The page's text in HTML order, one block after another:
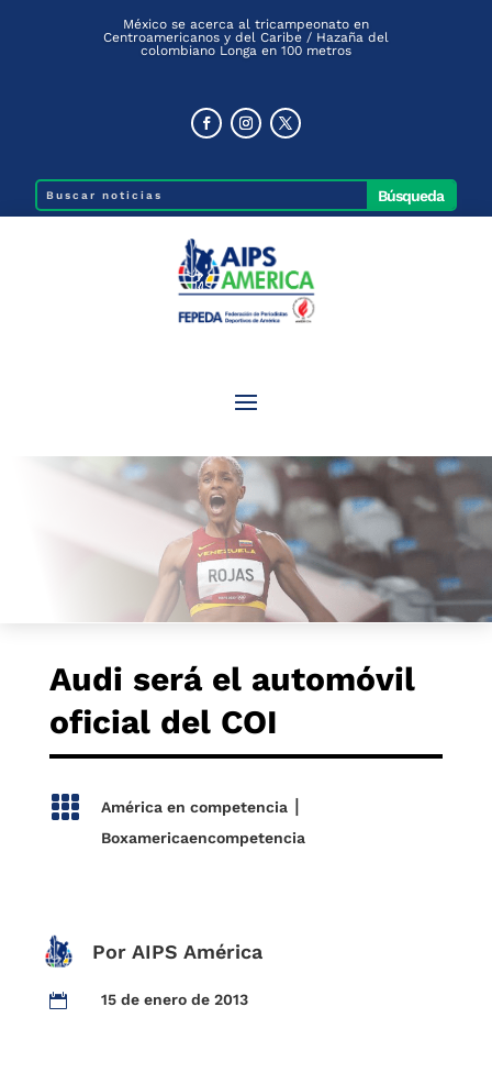
México se acerca al tricampeonato en
Centroamericanos y del Caribe / Hazaña del
colombiano Longa en 100 metros
Audi será el automóvil
oficial del COI
 América en competencia|
Boxamericaencompetencia
Por AIPS América
 15 de enero de 2013